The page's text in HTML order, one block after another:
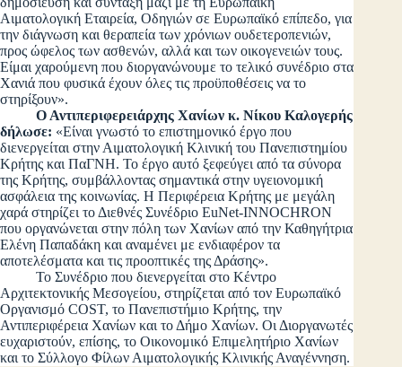
Αιματολογική Εταιρεία, Οδηγιών σε Ευρωπαϊκό επίπεδο, για
την διάγνωση και θεραπεία των χρόνιων ουδετεροπενιών,
προς ώφελος των ασθενών, αλλά και των οικογενειών τους.
Είμαι χαρούμενη που διοργανώνουμε το τελικό συνέδριο στα
Χανιά που φυσικά έχουν όλες τις προϋποθέσεις να το
στηρίξουν».
Ο Αντιπεριφερειάρχης Χανίων κ. Νίκου Καλογερής
δήλωσε: «Είναι γνωστό το επιστημονικό έργο που
διενεργείται στην Αιματολογική Κλινική του Πανεπιστημίου
Κρήτης και ΠαΓΝΗ. Το έργο αυτό ξεφεύγει από τα σύνορα
της Κρήτης, συμβάλλοντας σημαντικά στην υγειονομική
ασφάλεια της κοινωνίας. Η Περιφέρεια Κρήτης με μεγάλη
χαρά στηρίζει το Διεθνές Συνέδριο EuNet-INNOCHRON
που οργανώνεται στην πόλη των Χανίων από την Καθηγήτρια
Ελένη Παπαδάκη και αναμένει με ενδιαφέρον τα
αποτελέσματα και τις προοπτικές της Δράσης».
Το Συνέδριο που διενεργείται στο Κέντρο
Αρχιτεκτονικής Μεσογείου, στηρίζεται από τον Ευρωπαϊκό
Οργανισμό COST, το Πανεπιστήμιο Κρήτης, την
Αντιπεριφέρεια Χανίων και το Δήμο Χανίων. Οι Διοργανωτές
ευχαριστούν, επίσης, το Οικονομικό Επιμελητήριο Χανίων
και το Σύλλογο Φίλων Αιματολογικής Κλινικής Αναγέννηση.